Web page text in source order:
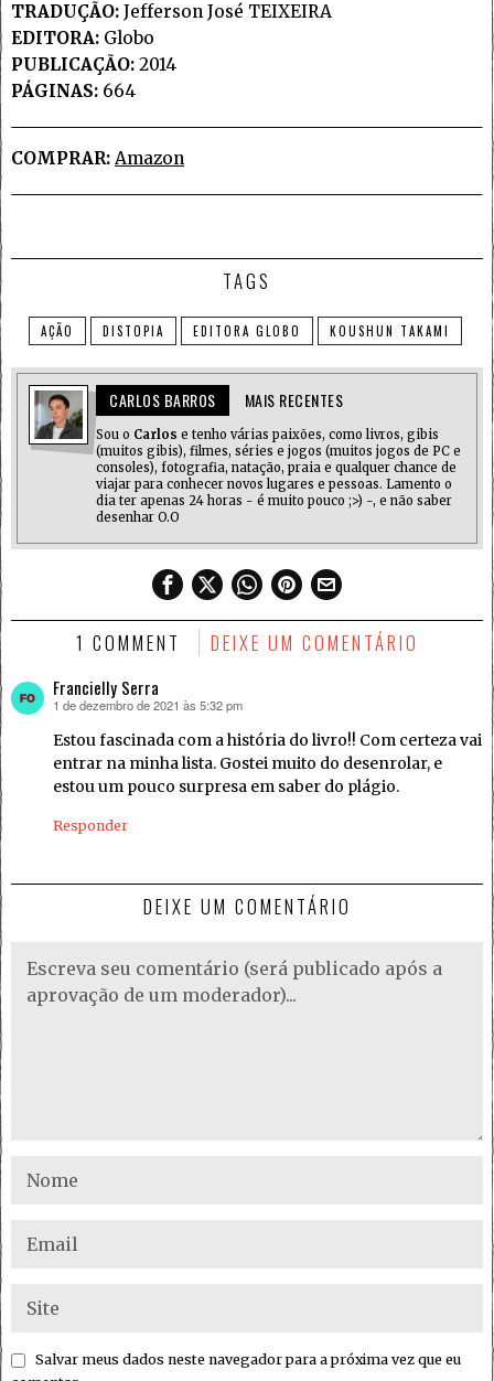
TRADUÇÃO: Jefferson José TEIXEIRA
EDITORA: Globo
PUBLICAÇÃO: 2014
PÁGINAS: 664
COMPRAR: Amazon
TAGS
AÇÃO DISTOPIA EDITORA GLOBO KOUSHUN TAKAMI
CARLOS BARROS MAIS RECENTES
Sou o Carlos e tenho várias paixões, como livros, gibis
(muitos gibis), filmes, séries e jogos (muitos jogos de PC e
consoles), fotografia, natação, praia e qualquer chance de
viajar para conhecer novos lugares e pessoas. Lamento o
dia ter apenas 24 horas - é muito pouco ;>) -, e não saber
desenhar O.O
1 COMMENT DEIXE UM COMENTÁRIO
Francielly Serra
disse:
1 de dezembro de 2021 às 5:32 pm
Estou fascinada com a história do livro!! Com certeza vai
entrar na minha lista. Gostei muito do desenrolar, e
estou um pouco surpresa em saber do plágio.
Responder
DEIXE UM COMENTÁRIO
Salvar meus dados neste navegador para a próxima vez que eu